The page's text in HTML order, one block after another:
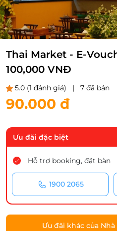
Thai Market - E-
100,000 VNĐ
5.0 (1 đánh giá) | 7 đã bán
90.000 đ
Ưu đãi đặc biệt
Hỗ trợ booking, đặt bàn
1900 2065
Ưu đãi khác của